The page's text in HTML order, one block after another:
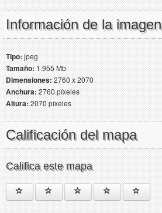
Información de la imagen
Tipo:jpeg
Tamaño:1.955 Mb
Dimensiones:2760 x 2070
Anchura:2760 píxeles
Altura:2070 píxeles
Calificación del mapa
Califica este mapa